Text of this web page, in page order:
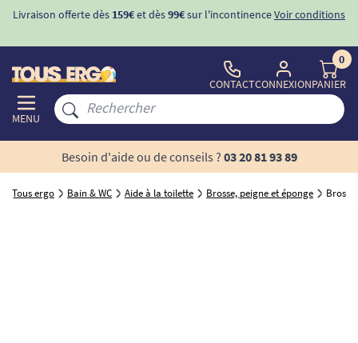
Livraison offerte dès 159€et dès99€sur l'incontinenceVoir conditions
MENU
CONTACTCONNEXION
0
PANIER
Besoin d'aide ou de conseils ? 03 20 81 93 89
Tous ergo Bain & WC Aide à la toilette Brosse, peigne et éponge